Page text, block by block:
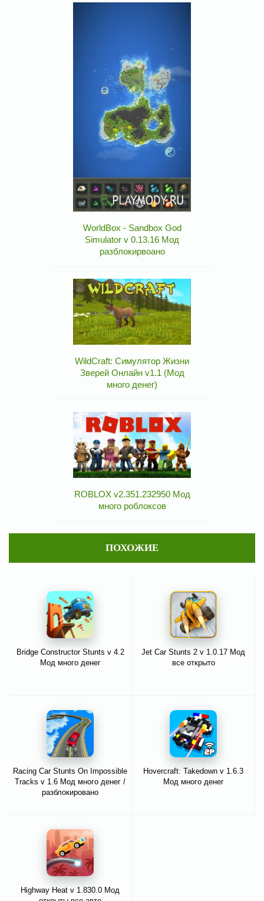
WorldBox - Sandbox God
Simulator v 0.13.16 Мод
разблокирвоано
WildCraft: Симулятор Жизни
Зверей Онлайн v1.1 (Мод
много денег)
ROBLOX v2.351.232950 Мод
много роблоксов
ПОХОЖИЕ
Bridge Constructor Stunts v 4.2
Мод много денег
Jet Car Stunts 2 v 1.0.17 Мод
все открыто
Racing Car Stunts On Impossible
Tracks v 1.6 Мод много денег /
разблокировано
Hovercraft: Takedown v 1.6.3
Мод много денег
Highway Heat v 1.830.0 Мод